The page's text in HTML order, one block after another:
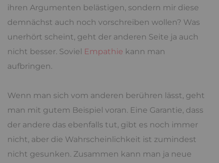
ihren Argumenten belästigen, sondern mir diese
demnächst auch noch vorschreiben wollen? Was
unerhört scheint, geht der anderen Seite ja auch
nicht besser. Soviel Empathie kann man
aufbringen.
Wenn man sich vom anderen berühren lässt, geht
man mit gutem Beispiel voran. Eine Garantie, dass
der andere das ebenfalls tut, gibt es noch immer
nicht, aber die Wahrscheinlichkeit ist zumindest
nicht gesunken. Zusammen kann man ja neue